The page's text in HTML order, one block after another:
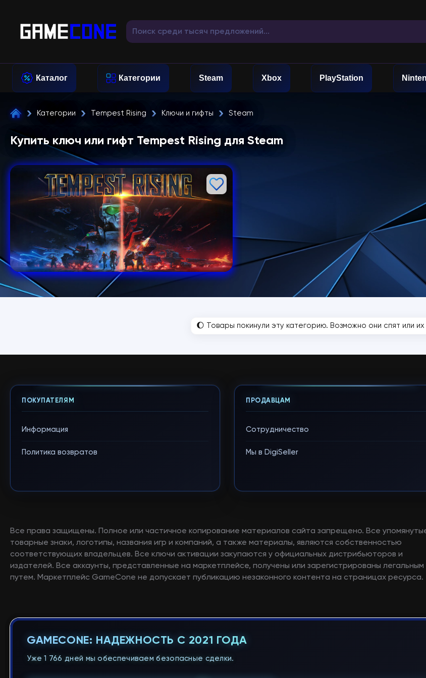
Каталог Категории Steam Xbox PlayStation
Категории Tempest Rising Ключи и гифты Steam
Купить ключ или гифт Tempest Rising для Steam
🌔 Товары покинули эту категорию. Возможно они спят или их
ПОКУПАТЕЛЯМ
Информация
Политика возвратов
ПРОДАВЦАМ
Сотрудничество
Мы в DigiSeller
Все права защищены. Полное или частичное копирование материалов сайта запрещено. Все
товарные знаки, логотипы, названия игр и компаний, а также материалы, являются собственностью
соответствующих владельцев. Все ключи активации закупаются у официальных дистрибьюторов и
издателей. Все аккаунты, представленные на маркетплейсе, получены или зарегистрированы легальным
путем. Маркетплейс GameCone не допускает публикацию незаконного контента на страницах ресурса.
GAMECONE: НАДЕЖНОСТЬ С 2021 ГОДА
Уже 1 766 дней мы обеспечиваем безопасные сделки.